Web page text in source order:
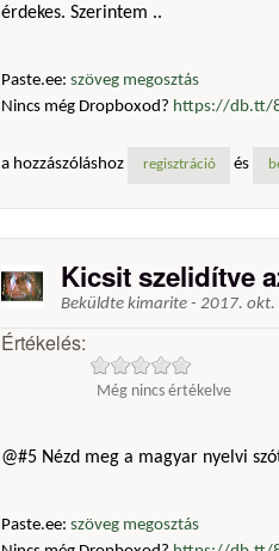
érdekes. Szerintem ..
Paste.ee: szöveg megosztás
Nincs még Dropboxod? https://db.tt/
a hozzászóláshoz regisztráció és
Kicsit szelidítve
Beküldte kimarite - 2017. okt.
Értékelés:
Még nincs értékelve
@#5 Nézd meg a magyar nyelvi
Paste.ee: szöveg megosztás